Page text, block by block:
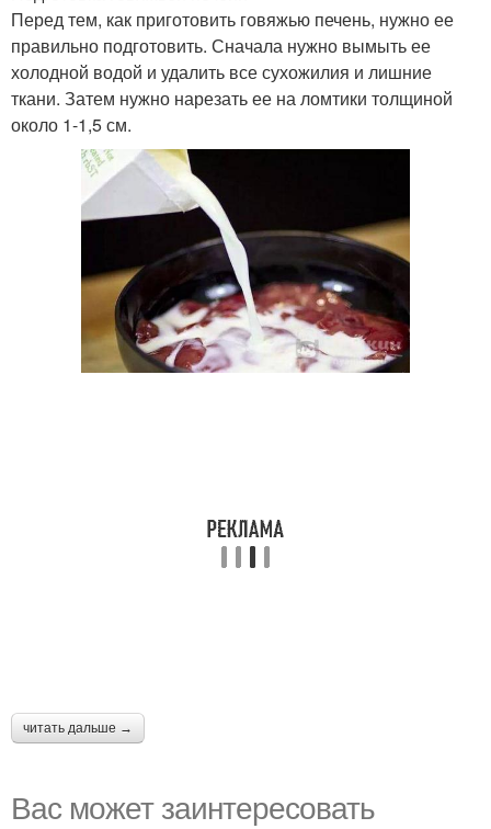
Перед тем, как приготовить говяжью печень, нужно ее
правильно подготовить. Сначала нужно вымыть ее
холодной водой и удалить все сухожилия и лишние
ткани. Затем нужно нарезать ее на ломтики толщиной
около 1-1,5 см.
читать дальше →
Вас может заинтересовать